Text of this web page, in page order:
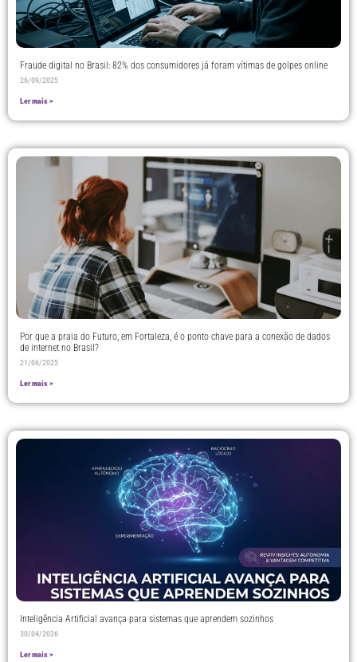
Fraude digital no Brasil: 82% dos consumidores já foram vítimas de golpes online
26/09/2025
Ler mais >
Por que a praia do Futuro, em Fortaleza, é o ponto chave para a conexão de dados
de internet no Brasil?
21/06/2025
Ler mais >
Inteligência Artificial avança para sistemas que aprendem sozinhos
30/04/2026
Ler mais >